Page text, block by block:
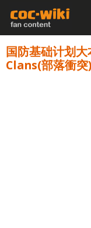
国防基础计划
Clans(部落衝